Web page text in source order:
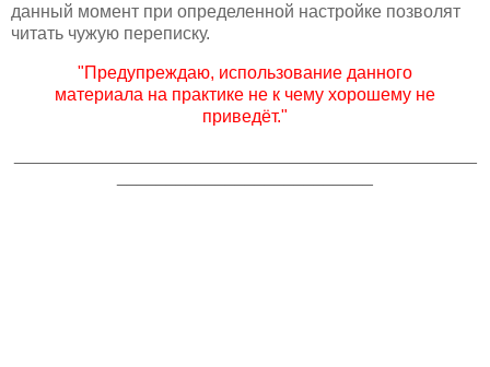
данный момент при определенной настройке позволят
читать чужую переписку.
"Предупреждаю, использование данного
материала на практике не к чему хорошему не
приведёт."